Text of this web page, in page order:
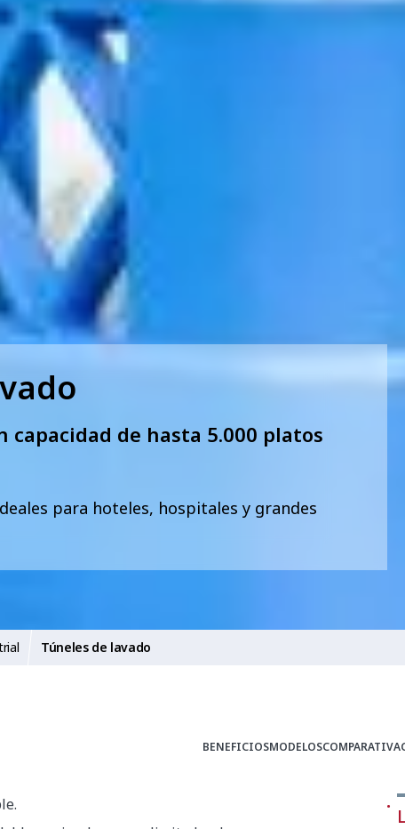
capacidad de hasta 5.000 platos
para hoteles, hospitales y grandes
Túneles de lavado
BENEFICIOSMODELOSCOMPARATIVA